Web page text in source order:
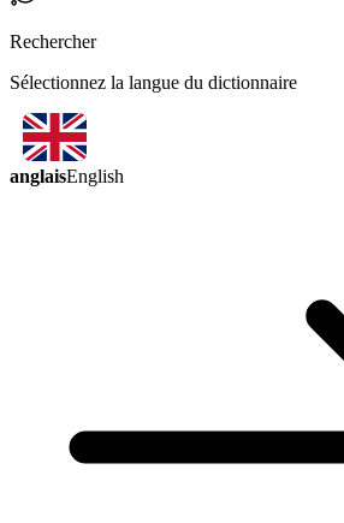
Rechercher
Sélectionnez la langue du dictionnaire
anglaisEnglish